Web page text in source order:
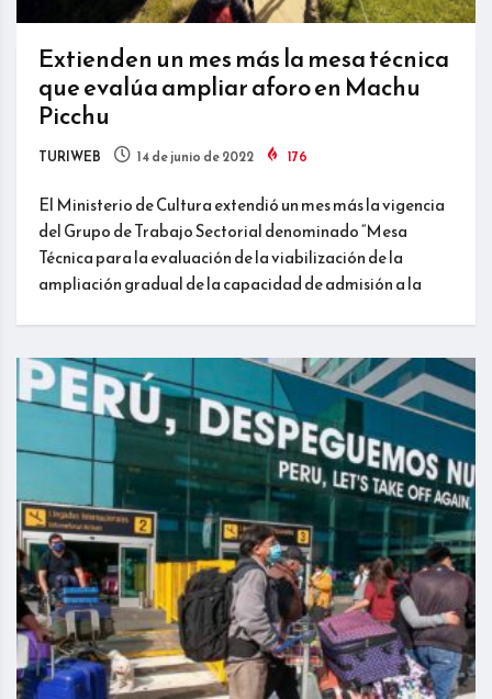
Extienden un mes más la mesa técnica
que evalúa ampliar aforo en Machu
Picchu
TURIWEB 14 de junio de 2022 176
El Ministerio de Cultura extendió un mes más la vigencia
del Grupo de Trabajo Sectorial denominado “Mesa
Técnica para la evaluación de la viabilización de la
ampliación gradual de la capacidad de admisión a la